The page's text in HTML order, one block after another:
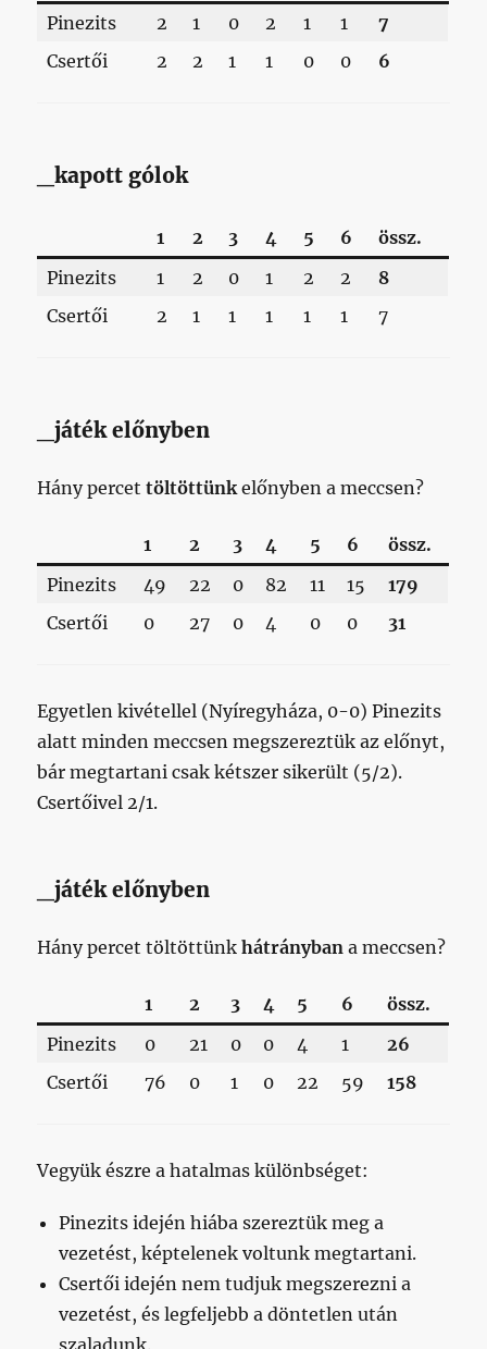
Pinezits
2 1 0 2 1 1
7
Csertői
2 2 1 1 0 0 6
_kapott gólok
1 2 3 4 5 6
össz.
Pinezits
1 2 0 1 2 2
8
Csertői
2 1 1 1 1 1 7
_játék előnyben
Hány percettöltöttünkelőnyben a meccsen?
1 2 3 4 5 6
össz.
Pinezits
49 22 0 82 11 15
179
Csertői
0 27 0 4 0 0 31
Egyetlen kivétellel (Nyíregyháza, 0-0) Pinezits
alatt minden meccsen megszereztük az előnyt,
bár megtartani csak kétszer sikerült (5/2).
Csertőivel 2/1.
_játék előnyben
Hány percet töltöttünkhátrányban a meccsen?
1 2 3 4 5 6
össz.
Pinezits
0 21 0 0 4 1
26
Csertői
76 0 1 0 22 59 158
Vegyük észre a hatalmas különbséget:
Pinezits idején hiába szereztük meg a
vezetést, képtelenek voltunk megtartani.
Csertői idején nem tudjuk megszerezni a
vezetést, és legfeljebb a döntetlen után